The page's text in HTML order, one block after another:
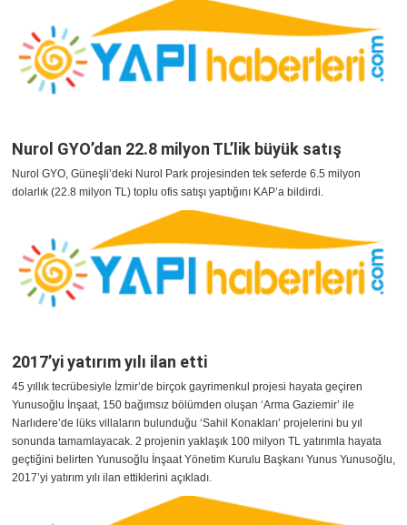
Nurol GYO’dan 22.8 milyon TL’lik büyük satış
Nurol GYO, Güneşli’deki Nurol Park projesinden tek seferde 6.5 milyon
dolarlık (22.8 milyon TL) toplu ofis satışı yaptığını KAP’a bildirdi.
2017’yi yatırım yılı ilan etti
45 yıllık tecrübesiyle İzmir’de birçok gayrimenkul projesi hayata geçiren
Yunusoğlu İnşaat, 150 bağımsız bölümden oluşan ‘Arma Gaziemir’ ile
Narlıdere’de lüks villaların bulunduğu ‘Sahil Konakları’ projelerini bu yıl
sonunda tamamlayacak. 2 projenin yaklaşık 100 milyon TL yatırımla hayata
geçtiğini belirten Yunusoğlu İnşaat Yönetim Kurulu Başkanı Yunus Yunusoğlu,
2017’yi yatırım yılı ilan ettiklerini açıkladı.